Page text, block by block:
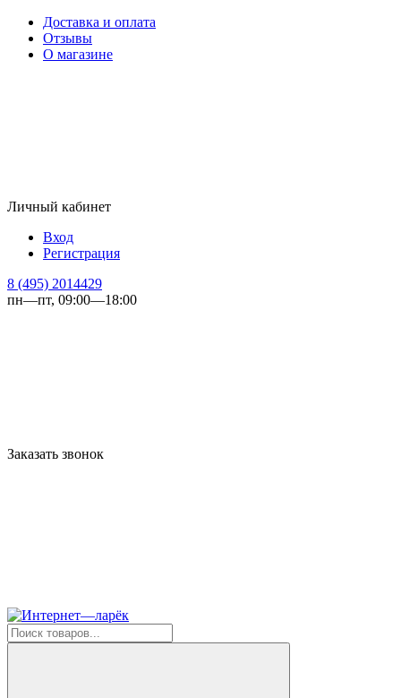
Доставка и оплата
Отзывы
О магазине
Личный кабинет
Вход
Регистрация
8 (495) 2014429
пн—пт, 09:00—18:00
Заказать звонок